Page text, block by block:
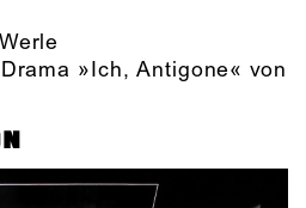
»Ich, Antigone« von